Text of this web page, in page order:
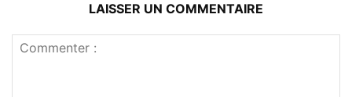
LAISSER UN COMMENTAIRE